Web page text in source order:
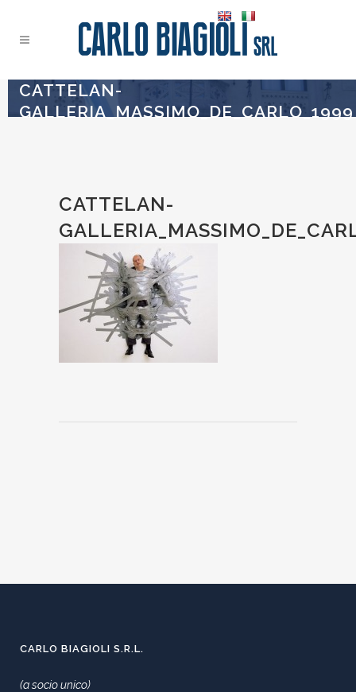
CATTELAN-
GALLERIA_MASSIMO_DE_CARLO_1999
CATTELAN-
CARLO BIAGIOLI S.R.L.
(a socio unico)